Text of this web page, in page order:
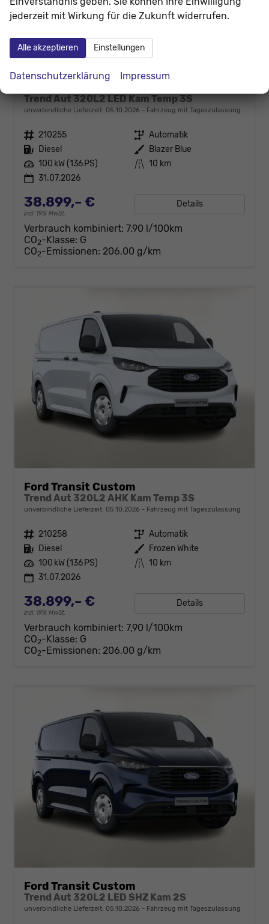
Trend Aut 320L2 LED Kam Temp 3S
unverbindliche Lieferzeit: 05.10.2026 Fahrzeug mit Tageszulassung
Fahrzeugnr. 210255 Getriebe Automatik
Kraftstoff Diesel Außenfarbe Blazer Blue
Leistung 100 kW (136 PS) Kilometerstand 10 km
31.07.2026
38.899,– €
incl. 19% MwSt.
Details
Verbrauch kombiniert: 7,90 l/100km
CO2-Klasse: G
CO2-Emissionen: 206,00 g/km
Ford Transit Custom
Trend Aut 320L2 AHK Kam Temp 3S
unverbindliche Lieferzeit: 05.10.2026 Fahrzeug mit Tageszulassung
Fahrzeugnr. 210258 Getriebe Automatik
Kraftstoff Diesel Außenfarbe Frozen White
Leistung 100 kW (136 PS) Kilometerstand 10 km
31.07.2026
38.899,– €
incl. 19% MwSt.
Details
Verbrauch kombiniert: 7,90 l/100km
CO2-Klasse: G
CO2-Emissionen: 206,00 g/km
Ford Transit Custom
Trend Aut 320L2 LED SHZ Kam 2S
unverbindliche Lieferzeit: 05.10.2026 Fahrzeug mit Tageszulassung
jederzeit mit Wirkung für die Zukunft widerrufen.
Alle akzeptieren Einstellungen
Datenschutzerklärung Impressum